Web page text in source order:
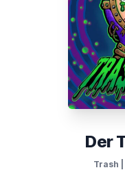
Der
Trash